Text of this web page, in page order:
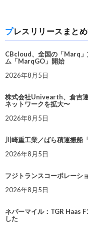
プレスリリースまと
CBcloud、全国の「Marq
ム「MarqGO」開始
2026年8月5日
株式会社Univearth、倉吉
ネットワークを拡大〜
2026年8月5日
川崎重工業／ばら積運搬船
2026年8月5日
フジトランスコーポレーシ
2026年8月5日
ネバーマイル：TGR Haas
した